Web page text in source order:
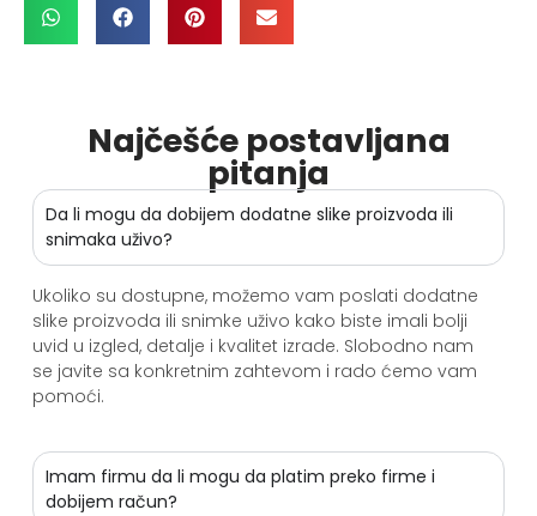
Najčešće postavljana
pitanja
Da li mogu da dobijem dodatne slike proizvoda ili
snimaka uživo?
Ukoliko su dostupne, možemo vam poslati dodatne
slike proizvoda ili snimke uživo kako biste imali bolji
uvid u izgled, detalje i kvalitet izrade. Slobodno nam
se javite sa konkretnim zahtevom i rado ćemo vam
pomoći.
Imam firmu da li mogu da platim preko firme i
dobijem račun?